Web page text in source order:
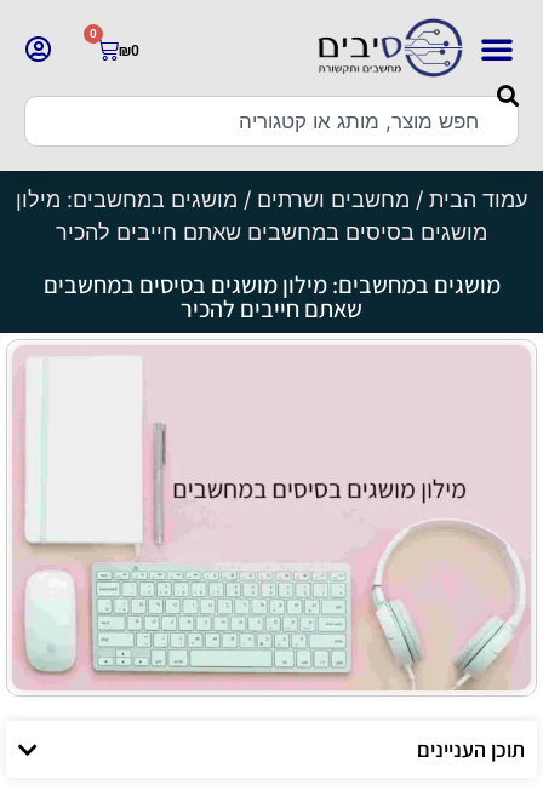
₪0
0
עמוד הבית / מחשבים ושרתים / מושגים במחשבים: מילון
מושגים בסיסים במחשבים שאתם חייבים להכיר
מושגים במחשבים: מילון מושגים בסיסים במחשבים
שאתם חייבים להכיר
תוכן העניינים